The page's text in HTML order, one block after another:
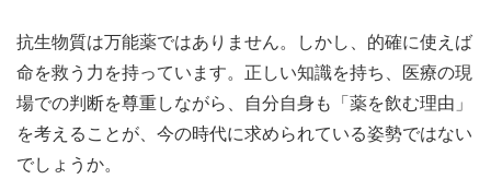
抗生物質は万能薬ではありません。しかし、的確に使えば
命を救う力を持っています。正しい知識を持ち、医療の現
場での判断を尊重しながら、自分自身も「薬を飲む理由」
を考えることが、今の時代に求められている姿勢ではない
でしょうか。